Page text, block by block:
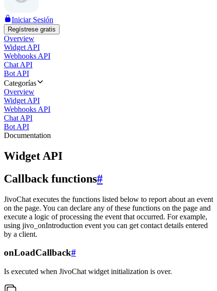
Iniciar Sesión
Regístrese gratis
Overview
Widget API
Webhooks API
Chat API
Bot API
Categorías
Overview
Widget API
Webhooks API
Chat API
Bot API
Documentation
Widget API
Callback functions#
JivoChat executes the functions listed below to report about an event
on the page. You can declare any of these functions on the page and
execute a logic of processing the event that occurred. For example,
using jivo_onIntroduction event you can get contact details entered
by a client.
onLoadCallback#
Is executed when JivoChat widget initialization is over.